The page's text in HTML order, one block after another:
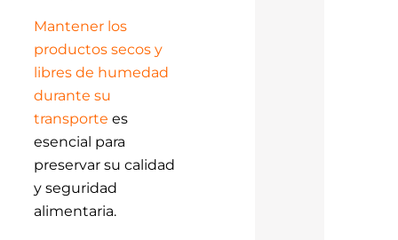
Mantener los
productos secos y
libres de humedad
durante su
transporte es
esencial para
preservar su calidad
y seguridad
alimentaria.